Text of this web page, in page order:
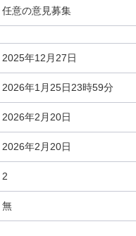
任意の意見募集
2025年12月27日
2026年1月25日23時59分
2026年2月20日
2026年2月20日
2
無